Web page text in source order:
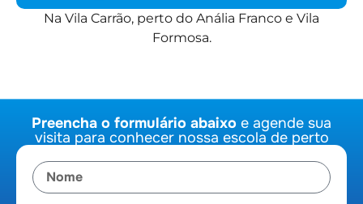
Na Vila Carrão, perto do Anália Franco e Vila
Formosa.
Preencha o formulário abaixo e agende sua
visita para conhecer nossa escola de perto